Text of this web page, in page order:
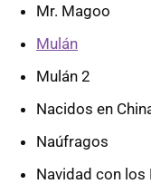
Mr. Magoo
Mulán
Mulán 2
Nacidos en
Naúfragos
Navidad con los